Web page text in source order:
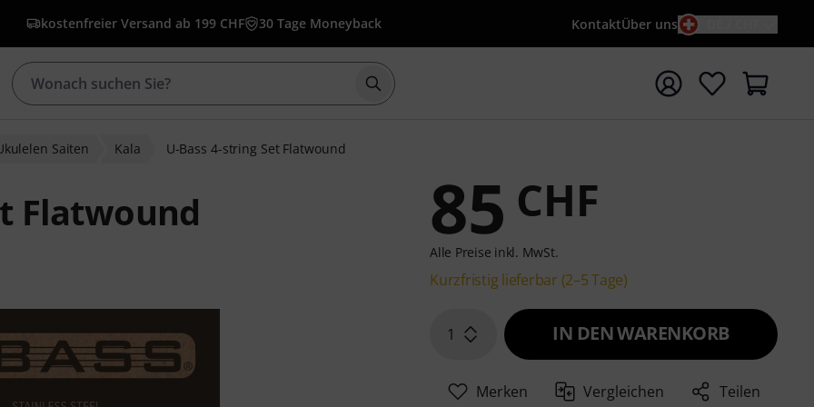
kostenfreier Versand ab 199 CHF 30 Tage Moneyback KontaktÜber uns
Suche mit Suchwort {searchTerm} starten
Saiten Kala U-Bass 4-string Set Flatwound
Flatwound 85 CHF
Alle Preise inkl. MwSt.
Kurzfristig lieferbar (2–5 Tage)
1 IN DEN WARENKORB
Merken Vergleichen Teilen